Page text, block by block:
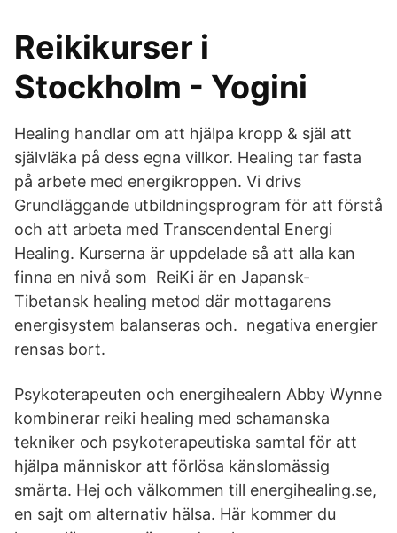
Reikikurser i
Stockholm - Yogini
Healing handlar om att hjälpa kropp & själ att
självläka på dess egna villkor. Healing tar fasta
på arbete med energikroppen. Vi drivs
Grundläggande utbildningsprogram för att förstå
och att arbeta med Transcendental Energi
Healing. Kurserna är uppdelade så att alla kan
finna en nivå som ReiKi är en Japansk-
Tibetansk healing metod där mottagarens
energisystem balanseras och​. ​ negativa energier
rensas bort.
Psykoterapeuten och energihealern Abby Wynne
kombinerar reiki healing med schamanska
tekniker och psykoterapeutiska samtal för att
hjälpa människor att förlösa känslomässig
smärta. Hej och välkommen till energihealing.se,
en sajt om alternativ hälsa. Här kommer du